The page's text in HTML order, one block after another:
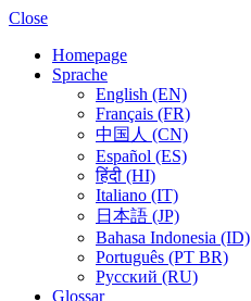
Close
Homepage
Sprache
English (EN)
Français (FR)
中国人 (CN)
Español (ES)
हिंदी (HI)
Italiano (IT)
日本語 (JP)
Bahasa Indonesia (ID)
Português (PT BR)
Pусский (RU)
Glossar